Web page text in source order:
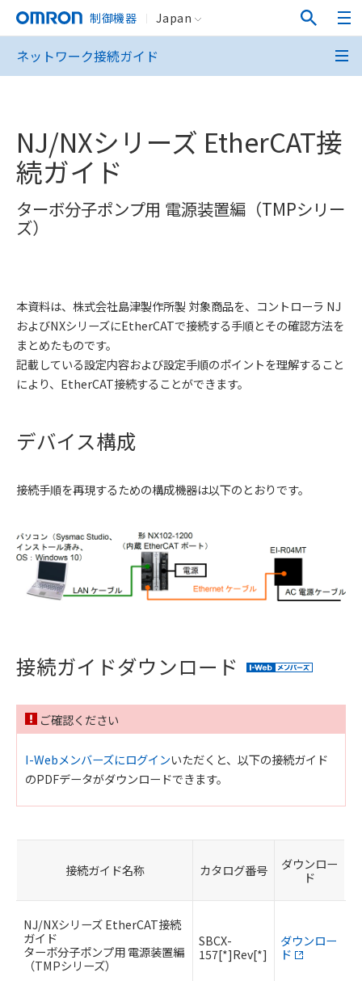
制御機器 Japan
ネットワーク接続ガイド
NJ/NXシリーズ EtherCAT接
続ガイド
ターボ分子ポンプ用 電源装置編（TMPシリー
ズ）
本資料は、株式会社島津製作所製 対象商品を、コントローラ NJ
およびNXシリーズにEtherCATで接続する手順とその確認方法を
まとめたものです。
記載している設定内容および設定手順のポイントを理解すること
により、EtherCAT接続することができます。
デバイス構成
接続手順を再現するための構成機器は以下のとおりです。
接続ガイドダウンロード
ご確認ください
I-Webメンバーズにログインいただくと、以下の接続ガイド
のPDFデータがダウンロードできます。
接続ガイド名称 カタログ番号
ダウンロー
ド
NJ/NXシリーズ EtherCAT接続
ガイド
ターボ分子ポンプ用 電源装置編
（TMPシリーズ）
SBCX-
157[*]Rev[*]
ダウンロー
ド